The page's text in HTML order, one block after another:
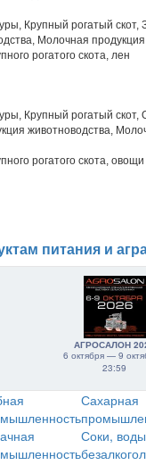
Крупный рогатый
Молочная
рогатого скота, лен
Крупный рогатый
животноводства,
рогатого скота,
питания и
АГРОСАЛОН
6 октября — 9
23:59
Сахарная
Соки,